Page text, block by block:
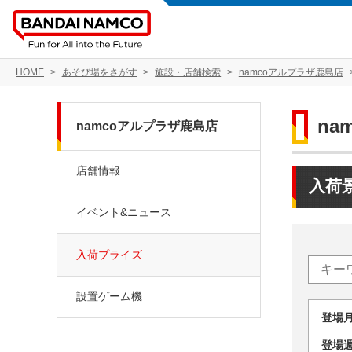
HOME あそび場をさがす 施設・店舗検索 namcoアルプラザ鹿島店
入荷
登
登
namcoアルプラザ鹿島店
店舗情報
イベント&ニュース
入荷プライズ
設置ゲーム機